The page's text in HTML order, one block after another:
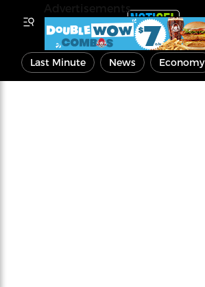
Last Minute News Economy
Advertisements